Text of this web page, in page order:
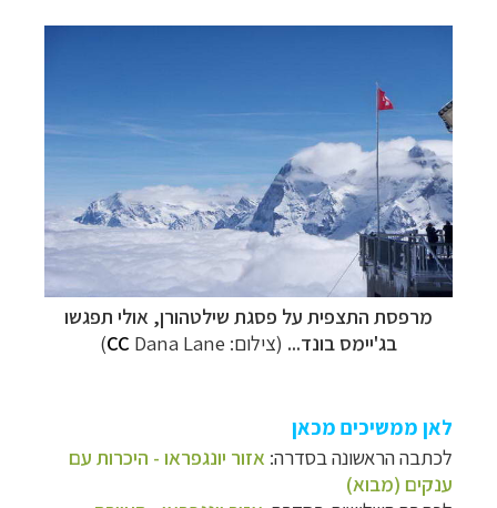
מרפסת התצפית על פסגת שילטהורן, אולי תפגשו
בג'יימס בונד... (צילום: CC Dana Lane)
לאן ממשיכים מכאן
לכתבה הראשונה בסדרה: אזור יונגפראו - היכרות עם
ענקים (מבוא)